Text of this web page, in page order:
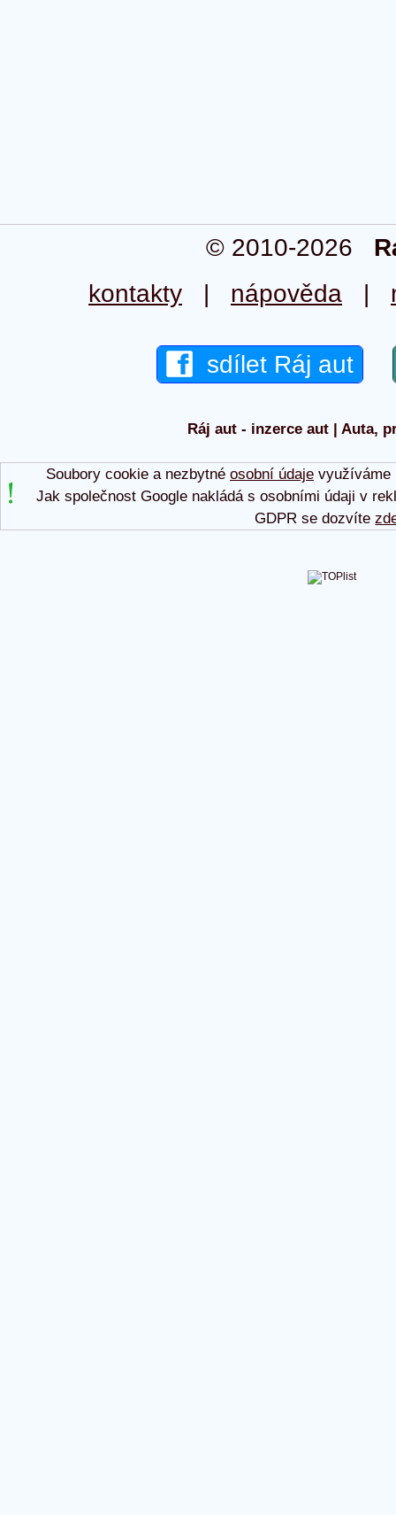
© 2010-2026
kontakty | nápověda |
sdílet Ráj aut
Ráj aut - inzerce aut | Auta,
Soubory cookie a nezbytné osobní údajevyužíváme
Jak společnost Google nakládá s osobními údaji v
GDPR se dozvíte